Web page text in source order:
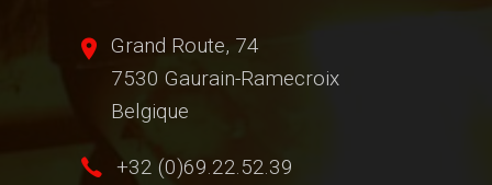
Grand Route, 74
7530 Gaurain-Ramecroix
Belgique
+32 (0)69.22.52.39